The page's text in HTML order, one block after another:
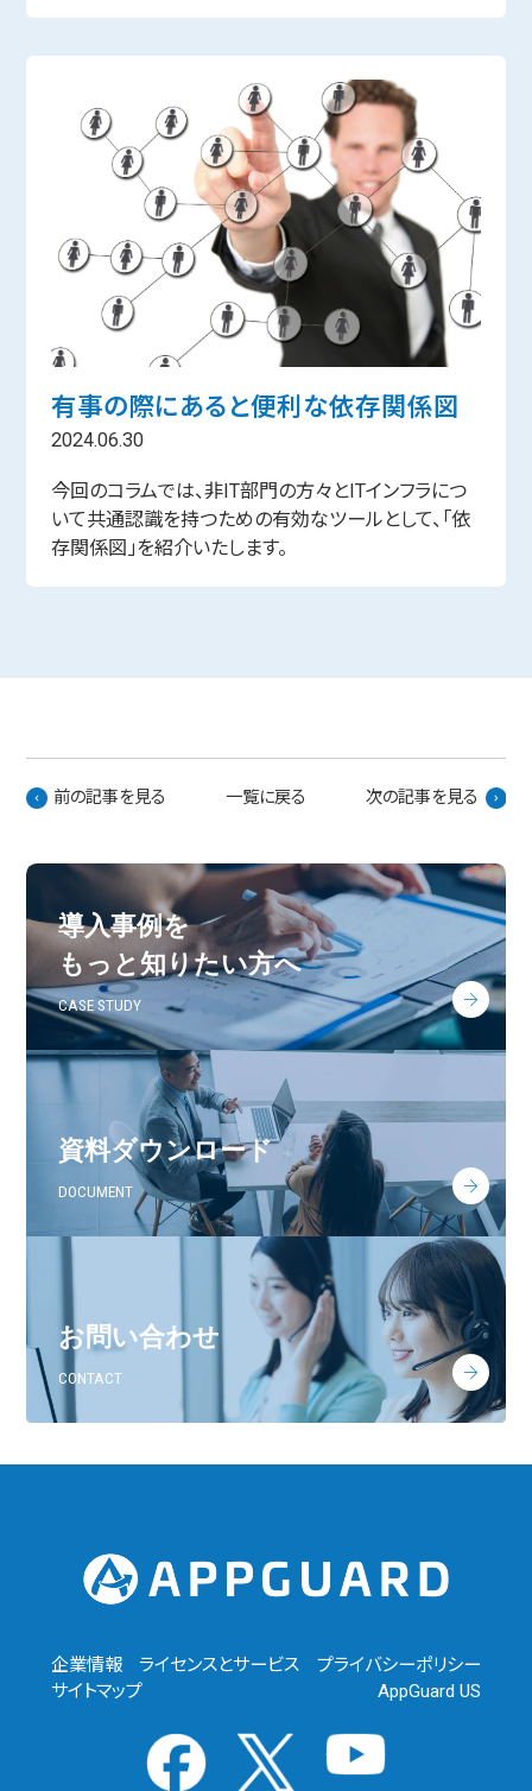
有事の際にあると便利な依存関係図
2024.06.30
今回のコラムでは、非IT部門の方々とITインフラにつ
いて共通認識を持つための有効なツールとして、「依
存関係図」を紹介いたします。
前の記事を見る 一覧に戻る 次の記事を見る
導入事例を
もっと知りたい方へ
CASE STUDY
資料ダウンロード
DOCUMENT
お問い合わせ
CONTACT
企業情報 ライセンスとサービス
プライバシーポリシー
サイトマップ
AppGuard US